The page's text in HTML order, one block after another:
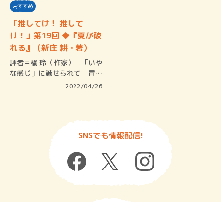
おすすめ
「推してけ！ 推して
け！」第19回 ◆『夏が破
れる』（新庄 耕・著）
評者＝橘 玲（作家） 「いや
な感じ」に魅せられて 冒頭
2022/04/26
SNSでも情報配信!